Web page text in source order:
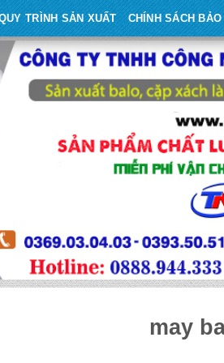
TRÌNH SẢN XUẤT CHÍNH SÁCH BẢO
may